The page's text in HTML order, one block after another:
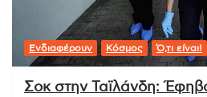
Ενδιαφέρουν Κόσμος Ό,τι είναι!
Σοκ στην Ταϊλάνδη: